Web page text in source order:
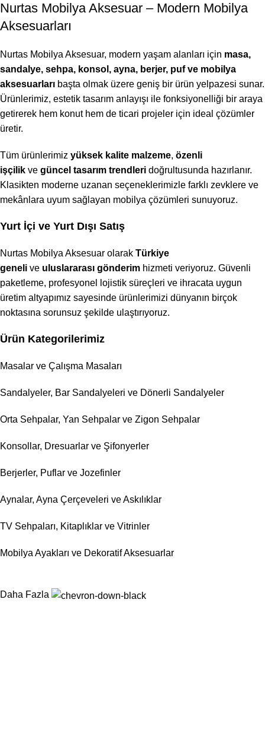
Nurtas Mobilya Aksesuar – Modern Mobilya
Aksesuarları
Nurtas Mobilya Aksesuar, modern yaşam alanları için masa,
sandalye, sehpa, konsol, ayna, berjer, puf ve mobilya
aksesuarları başta olmak üzere geniş bir ürün yelpazesi sunar.
Ürünlerimiz, estetik tasarım anlayışı ile fonksiyonelliği bir araya
getirerek hem konut hem de ticari projeler için ideal çözümler
üretir.
Tüm ürünlerimiz yüksek kalite malzeme, özenli
işçilik ve güncel tasarım trendleri doğrultusunda hazırlanır.
Klasikten moderne uzanan seçeneklerimizle farklı zevklere ve
mekânlara uyum sağlayan mobilya çözümleri sunuyoruz.
Yurt İçi ve Yurt Dışı Satış
Nurtas Mobilya Aksesuar olarak Türkiye
geneli ve uluslararası gönderim hizmeti veriyoruz. Güvenli
paketleme, profesyonel lojistik süreçleri ve ihracata uygun
üretim altyapımız sayesinde ürünlerimizi dünyanın birçok
noktasına sorunsuz şekilde ulaştırıyoruz.
Ürün Kategorilerimiz
Masalar ve Çalışma Masaları
Sandalyeler, Bar Sandalyeleri ve Dönerli Sandalyeler
Orta Sehpalar, Yan Sehpalar ve Zigon Sehpalar
Konsollar, Dresuarlar ve Şifonyerler
Berjerler, Puflar ve Jozefinler
Aynalar, Ayna Çerçeveleri ve Askılıklar
TV Sehpaları, Kitaplıklar ve Vitrinler
Mobilya Ayakları ve Dekoratif Aksesuarlar
Daha Fazla